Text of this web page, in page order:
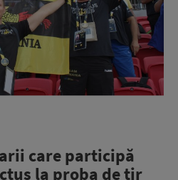
care participă
la proba de tir